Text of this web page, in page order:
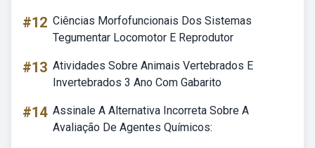
#12 Ciências Morfofuncionais Dos Sistemas
Tegumentar Locomotor E Reprodutor
#13 Atividades Sobre Animais Vertebrados E
Invertebrados 3 Ano Com Gabarito
#14 Assinale A Alternativa Incorreta Sobre A
Avaliação De Agentes Químicos: